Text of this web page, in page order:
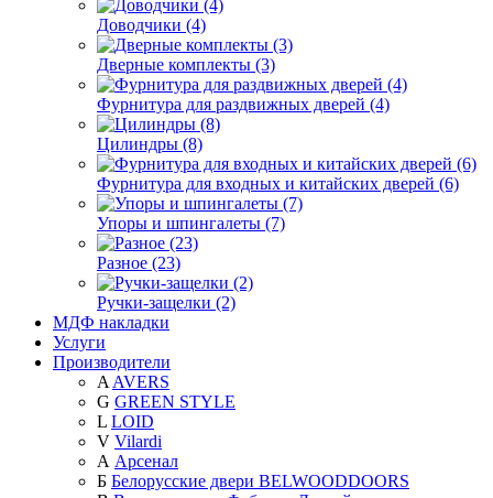
Доводчики (4)
Дверные комплекты (3)
Фурнитура для раздвижных дверей (4)
Цилиндры (8)
Фурнитура для входных и китайских дверей (6)
Упоры и шпингалеты (7)
Разное (23)
Ручки-защелки (2)
МДФ накладки
Услуги
Производители
A AVERS
G GREEN STYLE
L LOID
V Vilardi
А Арсенал
Б Белорусские двери BELWOODDOORS